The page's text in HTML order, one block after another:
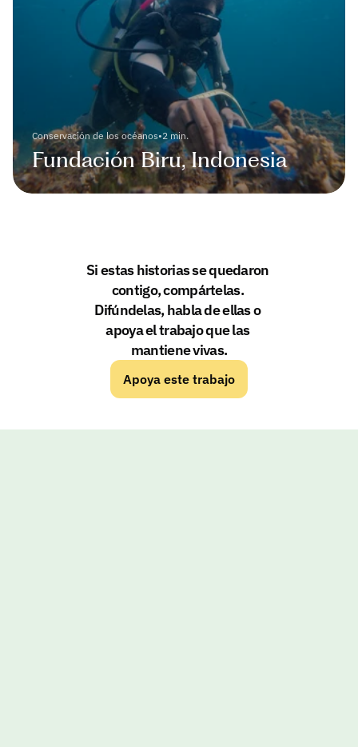
Conservación de los océanos•2 min.
Fundación Biru, Indonesia
Si estas historias se quedaron
contigo, compártelas.
Difúndelas, habla de ellas o
apoya el trabajo que las
mantiene vivas.
Apoya este trabajo